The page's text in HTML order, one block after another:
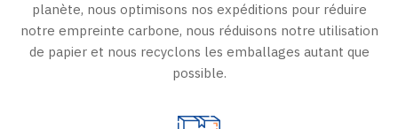
planète, nous optimisons nos expéditions pour réduire
notre empreinte carbone, nous réduisons notre utilisation
de papier et nous recyclons les emballages autant que
possible.